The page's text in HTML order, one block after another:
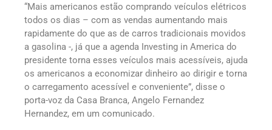
“Mais americanos estão comprando veículos elétricos
todos os dias – com as vendas aumentando mais
rapidamente do que as de carros tradicionais movidos
a gasolina -, já que a agenda Investing in America do
presidente torna esses veículos mais acessíveis, ajuda
os americanos a economizar dinheiro ao dirigir e torna
o carregamento acessível e conveniente”, disse o
porta-voz da Casa Branca, Angelo Fernandez
Hernandez, em um comunicado.